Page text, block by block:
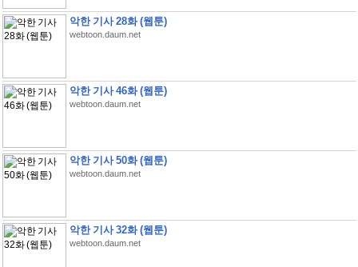
악한 기사 28화 (웹툰)
webtoon.daum.net
악한 기사 46화 (웹툰)
webtoon.daum.net
악한 기사 50화 (웹툰)
webtoon.daum.net
악한 기사 32화 (웹툰)
webtoon.daum.net